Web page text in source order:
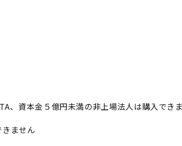
、資本金５億円未満の非上場法人は購入でき
ません